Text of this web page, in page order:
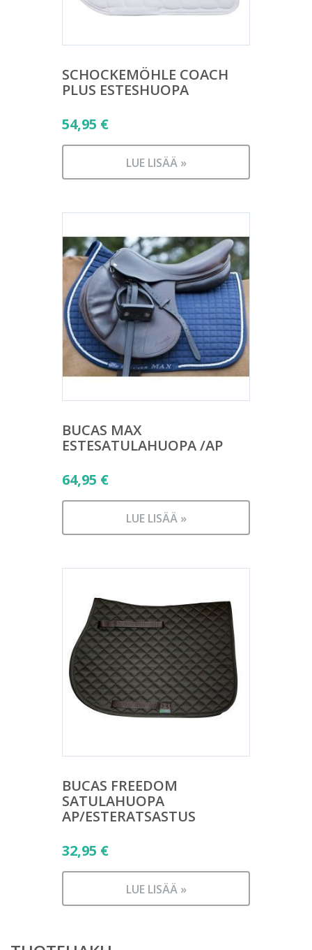
SCHOCKEMÖHLE COACH
PLUS ESTESHUOPA
54,95 €
LUE LISÄÄ »
BUCAS MAX
ESTESATULAHUOPA /AP
64,95 €
LUE LISÄÄ »
BUCAS FREEDOM
SATULAHUOPA
AP/ESTERATSASTUS
32,95 €
LUE LISÄÄ »